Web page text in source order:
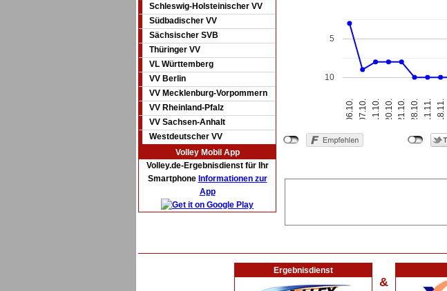
Schleswig-Holsteinischer VV
Südbadischer VV
Sächsischer SVB
Thüringer VV
VL Württemberg
VV Berlin
VV Mecklenburg-Vorpommern
VV Rheinland-Pfalz
VV Sachsen-Anhalt
Westdeutscher VV
Volley Mobil App
Volley.de-Ergebnisdienst für Ihr
Smartphone Informationen zur
App
06.10. 07.10. 11.10. 20.10. 21.10. 28.10. 11.11. 18.11.
5
10
Ergebnisdienst
&